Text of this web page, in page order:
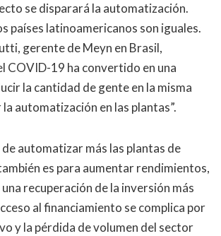
se disparará la automatización.
países latinoamericanos son iguales.
gerente de Meyn en Brasil,
COVID-19 ha convertido en una
la cantidad de gente en la misma
automatización en las plantas”.
automatizar más las plantas de
es para aumentar rendimientos,
recuperación de la inversión más
al financiamiento se complica por
y la pérdida de volumen del sector